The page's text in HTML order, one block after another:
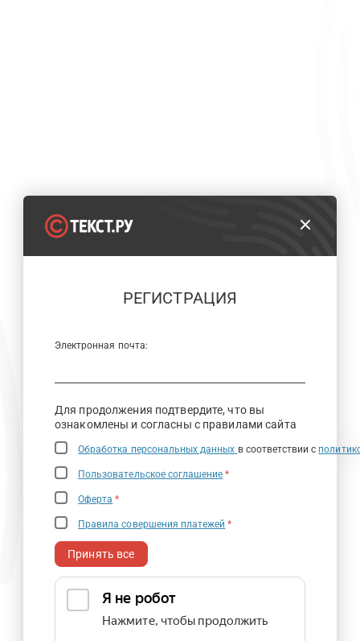
РЕГИСТРАЦИЯ
Электронная почта:
Для продолжения подтвердите, что вы
ознакомлены и согласны с правилами сайта
Обработка персональных данных в соответствии с
Пользовательское соглашение *
Оферта *
Правила совершения платежей *
Принять все